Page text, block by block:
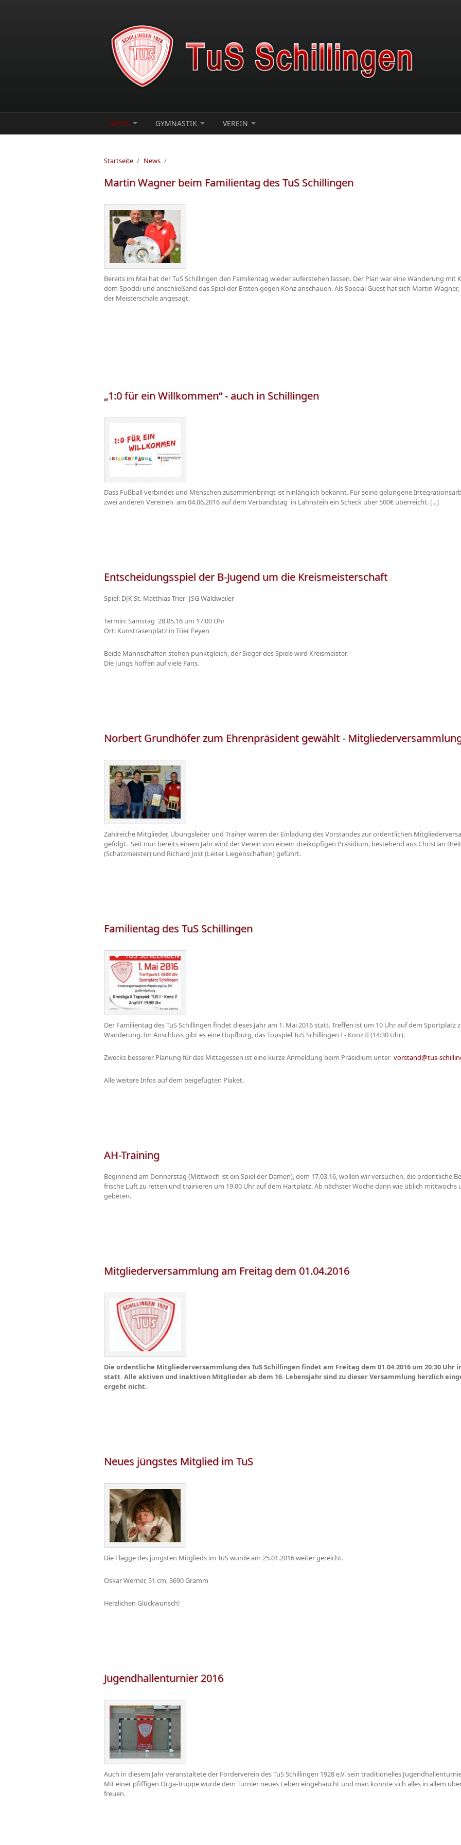
NEWS GYMNASTIK VEREIN
Startseite / News /
Martin Wagner beim Familientag des TuS Schillingen
Bereits im Mai hat der TuS Schillingen den Familientag wieder auferstehen lassen. Der Plan war eine Wanderung mit
dem Spoddi und anschließend das Spiel der Ersten gegen Konz anschauen. Als Special Guest hat sich Martin
der Meisterschale angesagt.
„1:0 für ein Willkommen“ - auch in Schillingen
Dass Fußball verbindet und Menschen zusammenbringt ist hinlänglich bekannt. Für seine gelungene
zwei anderen Vereinen am 04.06.2016 auf dem Verbandstag in Lahnstein ein Scheck über 500€ überreicht. [...]
Entscheidungsspiel der B-Jugend um die Kreismeisterschaft
Spiel: DJK St. Matthias Trier- JSG Waldweiler
Termin: Samstag 28.05.16 um 17:00 Uhr
Ort: Kunstrasenplatz in Trier Feyen
Beide Mannschaften stehen punktgleich, der Sieger des Spiels wird Kreismeister.
Die Jungs hoffen auf viele Fans.
Norbert Grundhöfer zum Ehrenpräsident gewählt -
Zahlreiche Mitglieder, Übungsleiter und Trainer waren der Einladung des Vorstandes zur ordentlichen
gefolgt. Seit nun bereits einem Jahr wird der Verein von einem dreiköpfigen Präsidium, bestehend aus Christian
(Schatzmeister) und Richard Jost (Leiter Liegenschaften) geführt.
Familientag des TuS Schillingen
Der Familientag des TuS Schillingen findet dieses Jahr am 1. Mai 2016 statt. Treffen ist um 10 Uhr auf dem
Wanderung. Im Anschluss gibt es eine Hüpfburg, das Topspiel TuS Schillingen I - Konz II (14:30 Uhr).
Zwecks besserer Planung für das Mittagessen ist eine kurze Anmeldung beim Präsidium unter vorstand@tus-
Alle weitere Infos auf dem beigefügten Plaket.
AH-Training
Beginnend am Donnerstag (Mittwoch ist ein Spiel der Damen), dem 17.03.16, wollen wir versuchen, die ordentliche
frische Luft zu retten und trainieren um 19.00 Uhr auf dem Hartplatz. Ab nächster Woche dann wie üblich mittwochs
gebeten.
Mitgliederversammlung am Freitag dem 01.04.2016
Die ordentliche Mitgliederversammlung des TuS Schillingen findet am Freitag dem 01.04.2016 um 20:30 Uhr
statt. Alle aktiven und inaktiven Mitglieder ab dem 16. Lebensjahr sind zu dieser Versammlung herzlich
ergeht nicht.
Neues jüngstes Mitglied im TuS
Die Flagge des jüngsten Mitglieds im TuS wurde am 25.01.2016 weiter gereicht.
Oskar Werner, 51 cm, 3690 Gramm
Herzlichen Glückwunsch!
Jugendhallenturnier 2016
Auch in diesem Jahr veranstaltete der Förderverein des TuS Schillingen 1928 e.V. sein traditionelles
Mit einer pfiffigen Orga-Truppe wurde dem Turnier neues Leben eingehaucht und man konnte sich alles in allem
freuen.